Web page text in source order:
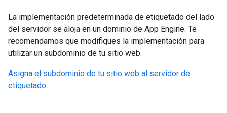
La implementación predeterminada de etiquetado del lado
del servidor se aloja en un dominio de App Engine. Te
recomendamos que modifiques la implementación para
utilizar un subdominio de tu sitio web.
Asigna el subdominio de tu sitio web al servidor de
etiquetado.